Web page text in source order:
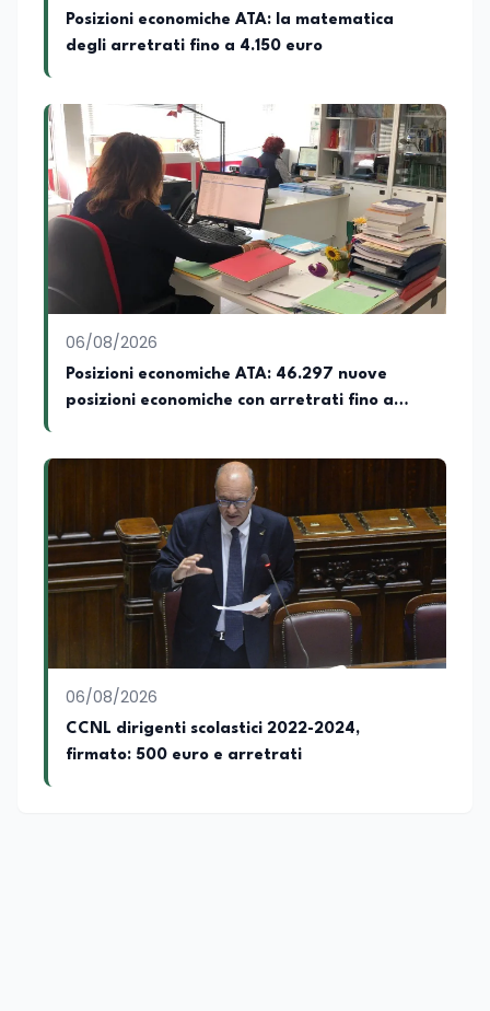
Posizioni economiche ATA: la matematica
degli arretrati fino a 4.150 euro
06/08/2026
Posizioni economiche ATA: 46.297 nuove
posizioni economiche con arretrati fino a
06/08/2026
CCNL dirigenti scolastici 2022-2024,
firmato: 500 euro e arretrati